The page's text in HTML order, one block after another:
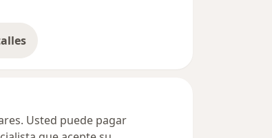
dirección
Usted puede pagar